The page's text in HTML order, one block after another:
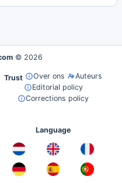
© 2026
Trust Over ons
Auteurs
Editorial policy
Corrections policy
Language